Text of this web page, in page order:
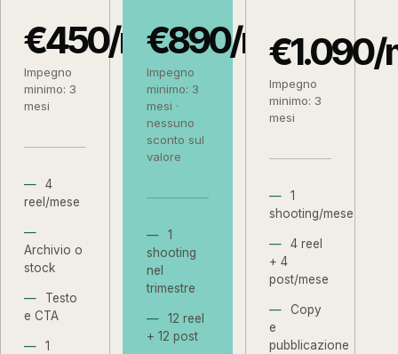
€450/mese
Impegno
minimo: 3
mesi
4
reel/mese
Archivio o
stock
Testo
e CTA
1
€890/mese
Impegno
minimo: 3
mesi ·
nessuno
sconto sul
valore
1
shooting
nel
trimestre
12 reel
+ 12 post
€1.090/
Impegno
minimo: 3
mesi
1
shooting/mese
4 reel
+ 4
post/mese
Copy
e
pubblicazione